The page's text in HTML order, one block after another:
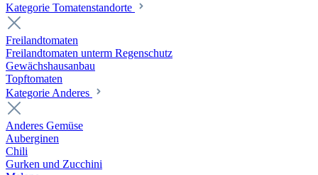
Kategorie Tomatenstandorte
Freilandtomaten
Freilandtomaten unterm Regenschutz
Gewächshausanbau
Topftomaten
Kategorie Anderes
Anderes Gemüse
Auberginen
Chili
Gurken und Zucchini